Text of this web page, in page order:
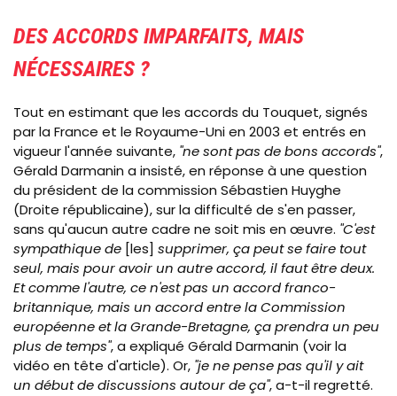
DES ACCORDS IMPARFAITS, MAIS
NÉCESSAIRES ?
Tout en estimant que les accords du Touquet, signés
par la France et le Royaume-Uni en 2003 et entrés en
vigueur l'année suivante, "ne sont pas de bons accords",
Gérald Darmanin a insisté, en réponse à une question
du président de la commission Sébastien Huyghe
(Droite républicaine), sur la difficulté de s'en passer,
sans qu'aucun autre cadre ne soit mis en œuvre. "C'est
sympathique de [les] supprimer, ça peut se faire tout
seul, mais pour avoir un autre accord, il faut être deux.
Et comme l'autre, ce n'est pas un accord franco-
britannique, mais un accord entre la Commission
européenne et la Grande-Bretagne, ça prendra un peu
plus de temps", a expliqué Gérald Darmanin (voir la
vidéo en tête d'article). Or, "je ne pense pas qu'il y ait
un début de discussions autour de ça", a-t-il regretté.